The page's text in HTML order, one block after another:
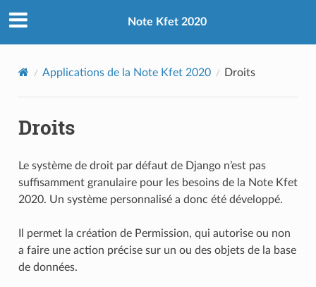
Note Kfet 2020
Applications de la Note Kfet 2020 Droits
Droits
Le système de droit par défaut de Django n’est pas
suffisamment granulaire pour les besoins de la Note Kfet
2020. Un système personnalisé a donc été développé.
Il permet la création de Permission, qui autorise ou non
a faire une action précise sur un ou des objets de la base
de données.